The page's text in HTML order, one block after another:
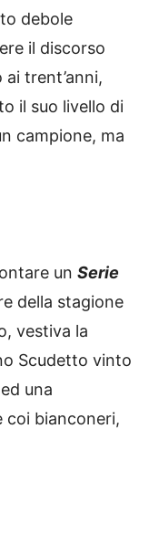
debole
il discorso
trent’anni,
il suo livello di
campione, ma
un Serie
della stagione
vestiva la
Scudetto vinto
una
coi bianconeri,